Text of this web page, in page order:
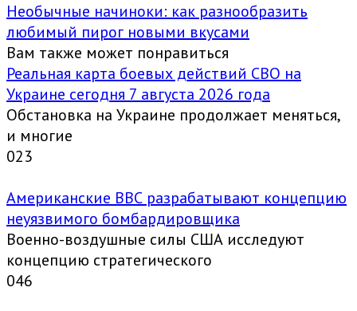
Необычные начиноки: как разнообразить
любимый пирог новыми вкусами
Вам также может понравиться
Реальная карта боевых действий СВО на
Украине сегодня 7 августа 2026 года
Обстановка на Украине продолжает меняться,
и многие
023
Американские ВВС разрабатывают концепцию
неуязвимого бомбардировщика
Военно-воздушные силы США исследуют
концепцию стратегического
046